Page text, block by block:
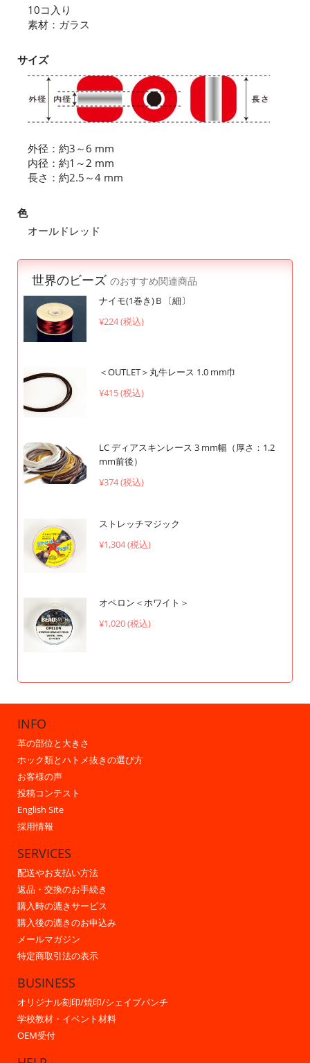
10コ入り
素材：ガラス
サイズ
外径：約3～6 mm
内径：約1～2 mm
長さ：約2.5～4 mm
色
オールドレッド
世界のビーズ のおすすめ関連商品
ナイモ(1巻き)Ｂ〔細〕
¥224 (税込)
＜OUTLET＞丸牛レース 1.0 mm巾
¥415 (税込)
LC ディアスキンレース 3 mm幅（厚さ：1.2
mm前後）
¥374 (税込)
ストレッチマジック
¥1,304 (税込)
オペロン＜ホワイト＞
¥1,020 (税込)
INFO
革の部位と大きさ
ホック類とハトメ抜きの選び方
お客様の声
投稿コンテスト
English Site
採用情報
SERVICES
配送やお支払い方法
返品・交換のお手続き
購入時の漉きサービス
購入後の漉きのお申込み
メールマガジン
特定商取引法の表示
BUSINESS
オリジナル刻印/焼印/シェイプパンチ
学校教材・イベント材料
OEM受付